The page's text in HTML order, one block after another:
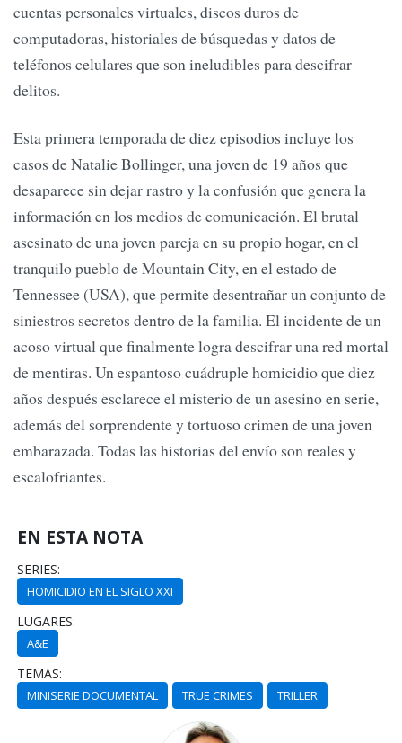
cuentas personales virtuales, discos duros de
computadoras, historiales de búsquedas y datos de
teléfonos celulares que son ineludibles para descifrar
delitos.
Esta primera temporada de diez episodios incluye los
casos de Natalie Bollinger, una joven de 19 años que
desaparece sin dejar rastro y la confusión que genera la
información en los medios de comunicación. El brutal
asesinato de una joven pareja en su propio hogar, en el
tranquilo pueblo de Mountain City, en el estado de
Tennessee (USA), que permite desentrañar un conjunto de
siniestros secretos dentro de la familia. El incidente de un
acoso virtual que finalmente logra descifrar una red mortal
de mentiras. Un espantoso cuádruple homicidio que diez
años después esclarece el misterio de un asesino en serie,
además del sorprendente y tortuoso crimen de una joven
embarazada. Todas las historias del envío son reales y
escalofriantes.
EN ESTA NOTA
SERIES:
HOMICIDIO EN EL SIGLO XXI
LUGARES:
A&E
TEMAS:
MINISERIE DOCUMENTAL TRUE CRIMES TRILLER